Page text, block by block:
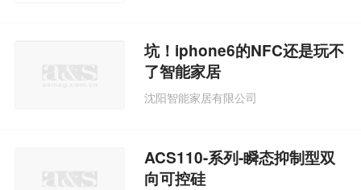
坑！iphone6的NFC还是玩不
了智能家居
沈阳智能家居有限公司
ACS110-系列-瞬态抑制型双
向可控硅